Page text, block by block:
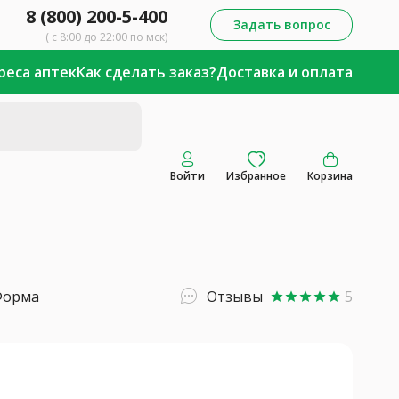
8 (800) 200-5-400
( с 8:00 до 22:00 по мск)
Задать вопрос
аптекКак сделать заказ?Доставка и оплата
Войти Избранное Корзина
Отзывы starstarstarstarstar 5